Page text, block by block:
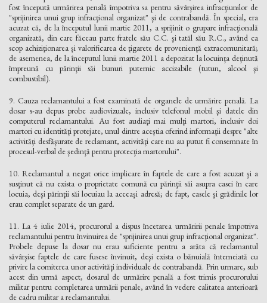
fost începută urmărirea penală împotriva sa pentru săvârşirea infracţiunilor de
"sprijinirea unui grup infracţional organizat" şi de contrabandă. În special, era
acuzat că, de la începutul lunii martie 2011, a sprijinit o grupare infracţională
organizată, din care făceau parte fratele său C.C. şi tatăl său R.C., având ca
scop achiziţionarea şi valorificarea de ţigarete de provenienţă extracomunitară;
de asemenea, de la începutul lunii martie 2011 a depozitat la locuinţa deţinută
împreună cu părinţii săi bunuri puternic accizabile (tutun, alcool şi
combustibil).
9. Cauza reclamantului a fost examinată de organele de urmărire penală. La
dosar s-au depus probe audiovizuale, inclusiv telefonul mobil şi datele din
computerul reclamantului. Au fost audiaţi mai mulţi martori, inclusiv doi
martori cu identităţi protejate, unul dintre aceştia oferind informaţii despre "alte
activităţi desfăşurate de reclamant, activităţi care nu au putut fi consemnate în
procesul-verbal de şedinţă pentru protecţia martorului".
10. Reclamantul a negat orice implicare în faptele de care a fost acuzat şi a
susţinut că nu exista o proprietate comună cu părinţii săi asupra casei în care
locuia, deşi părinţii săi locuiau la aceeaşi adresă; de fapt, casele şi grădinile lor
erau complet separate de un gard.
11. La 4 iulie 2014, procurorul a dispus încetarea urmăririi penale împotriva
reclamantului pentru învinuirea de "sprijinirea unui grup infracţional organizat".
Probele depuse la dosar nu erau suficiente pentru a arăta că reclamantul
săvârşise faptele de care fusese învinuit, deşi exista o bănuială întemeiată cu
privire la comiterea unor activităţi individuale de contrabandă. Prin urmare, sub
acest din urmă aspect, dosarul de urmărire penală a fost trimis procurorului
militar pentru completarea urmării penale, având în vedere calitatea anterioară
de cadru militar a reclamantului.